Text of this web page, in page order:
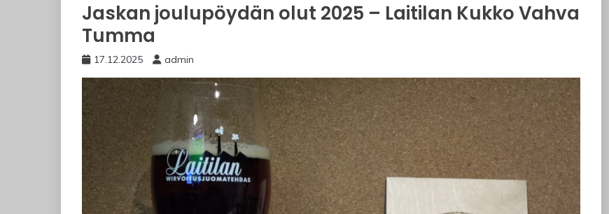
Jaskan joulupöydän olut 2025 – Laitilan Kukko Vahva
Tumma
17.12.2025 admin